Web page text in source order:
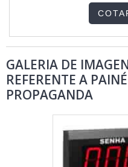
QTA é um equipamento
elétrica, comandar e
GALERIA DE
REFERENTE A
PROPAGANDA